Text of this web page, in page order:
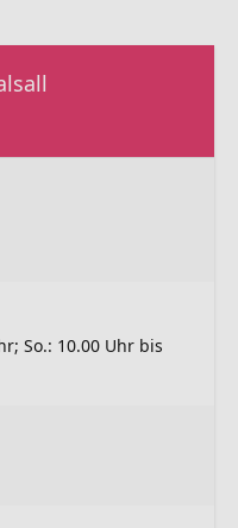
So.: 10.00 Uhr bis